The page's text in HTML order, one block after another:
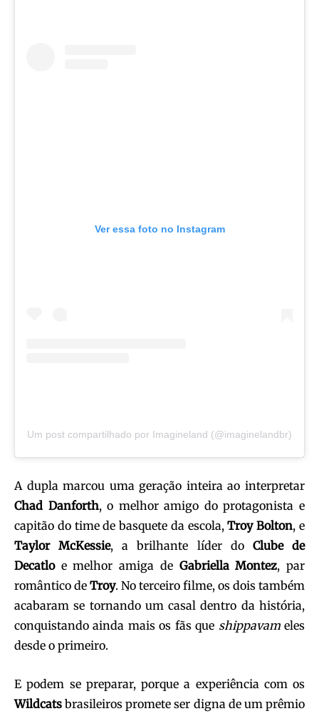
Ver essa foto no Instagram
Um post compartilhado por Imagineland (@imaginelandbr)
A dupla marcou uma geração inteira ao interpretar
Chad Danforth, o melhor amigo do protagonista e
capitão do time de basquete da escola,Troy Bolton, e
Taylor McKessie, a brilhante líder do Clube de
Decatloe melhor amiga de Gabriella Montez, par
romântico de Troy. No terceiro filme, os dois também
acabaram se tornando um casal dentro da história,
conquistando ainda mais os fãs que shippavameles
desde o primeiro.
E podem se preparar, porque a experiência com os
Wildcatsbrasileiros promete ser digna de um prêmio